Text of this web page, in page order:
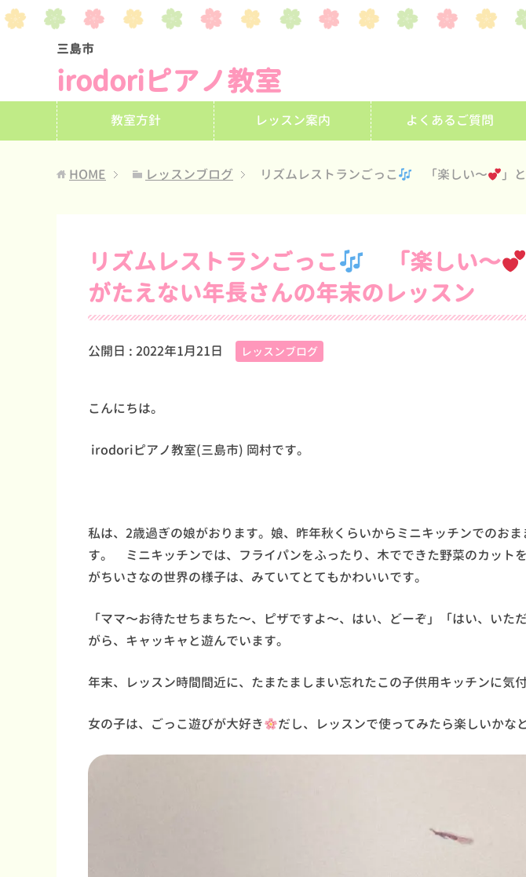
三島市
irodoriピアノ教室
教室方針 レッスン案内 よくあるご質問
HOME レッスンブログ リズムレストランごっこ 「楽しい〜 」
リズムレストランごっこ 「楽しい〜
がたえない年長さんの年末のレッスン
公開日 : 2022年1月21日 レッスンブログ
こんにちは。
irodoriピアノ教室(三島市) 岡村です。
私は、2歳過ぎの娘がおります。娘、昨年秋くらいからミニキッチンでのお
す。 ミニキッチンでは、フライパンをふったり、木でできた野菜のカット
がちいさなの世界の様子は、みていてとてもかわいいです。
「ママ〜お待たせちまちた〜、ピザですよ〜、はい、どーぞ」「はい、いた
がら、キャッキャと遊んでいます。
年末、レッスン時間間近に、たまたましまい忘れたこの子供用キッチンに気付
女の子は、ごっこ遊びが大好き だし、レッスンで使ってみたら楽しいかな